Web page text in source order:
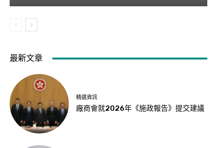
最新文章
精選資訊
廠商會就2026年《施政報告》提交建議